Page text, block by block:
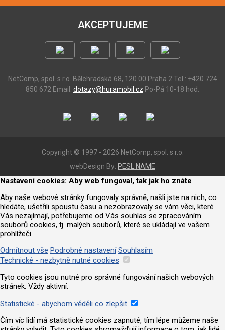
AKCEPTUJEME
NetComp, spol. s r.o. Bělehradská 68, 120 00 Praha 2 Tel.: +420 724
850 672 Email: dotazy@huramobil.cz Po-Pá 10-18 hod.
Copyright © 1997 - 2026 NetComp, spol. s r.o.
webDesign By: PESL.NAME
Nastavení cookies: Aby web fungoval, tak jak ho znáte
Aby naše webové stránky fungovaly správně, našli jste na nich, co
hledáte, ušetřili spoustu času a nezobrazovaly se vám věci, které
Vás nezajímají, potřebujeme od Vás souhlas se zpracováním
souborů cookies, tj. malých souborů, které se ukládají ve vašem
prohlížeči.
Odmítnout vše Podrobné nastavení Souhlasím
Technické - nezbytně nutné cookies
Tyto cookies jsou nutné pro správné fungování našich webových
stránek. Vždy aktivní.
Statistické - abychom věděli co zlepšit
Čím víc lidí má statistické cookies zapnuté, tím lépe můžeme naše